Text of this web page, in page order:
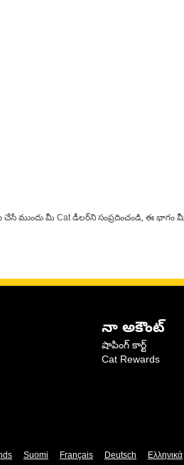
మీ Cat డీలర్‌ని సంప్రదించండి, ఈ భాగం మీ
నా అకౌంట్
షాపింగ్ కార్ట్
Cat Rewards
Suomi Français Deutsch Ελληνικά